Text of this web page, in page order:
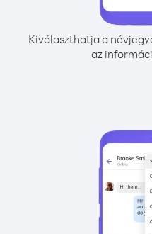
Kiválaszthatja a
az